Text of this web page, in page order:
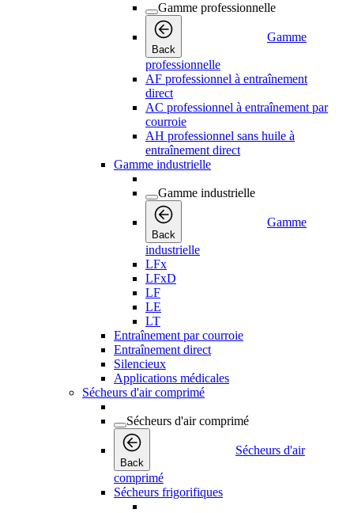
Gamme professionnelle
Back
Gamme
professionnelle
AF professionnel à entraînement
direct
AC professionnel à entraînement par
courroie
AH professionnel sans huile à
entraînement direct
Gamme industrielle
Gamme industrielle
Back
Gamme
industrielle
LFx
LFxD
LF
LE
LT
Entraînement par courroie
Entraînement direct
Silencieux
Applications médicales
Sécheurs d'air comprimé
Sécheurs d'air comprimé
Back
Sécheurs d'air
comprimé
Sécheurs frigorifiques